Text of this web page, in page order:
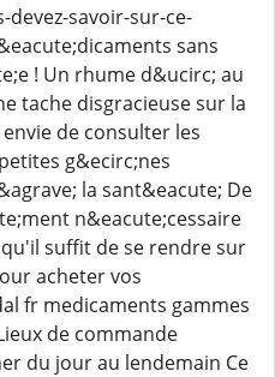
devez-savoir-sur-ce-
sans
! Un rhume d&ucirc; au
tache disgracieuse sur la
de consulter les
g&ecirc;nes
la sant&eacute; De
n&eacute;cessaire
suffit de se rendre sur
acheter vos
fr medicaments gammes
de commande
du jour au lendemain Ce